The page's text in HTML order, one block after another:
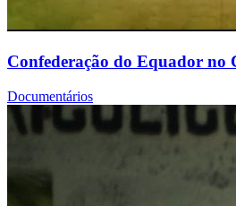
Confederação do Equador no
Documentários